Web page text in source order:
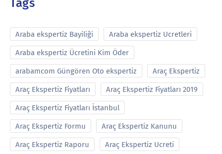
Tags
Araba ekspertiz Bayiliği Araba ekspertiz Ucretleri
Araba ekspertiz Ücretini Kim Öder
arabamcom Güngören Oto ekspertiz Araç Ekspertiz
Araç Ekspertiz Fiyatları Araç Ekspertiz Fiyatları 2019
Araç Ekspertiz Fiyatları İstanbul
Araç Ekspertiz Formu Araç Ekspertiz Kanunu
Araç Ekspertiz Raporu Araç Ekspertiz Ucreti